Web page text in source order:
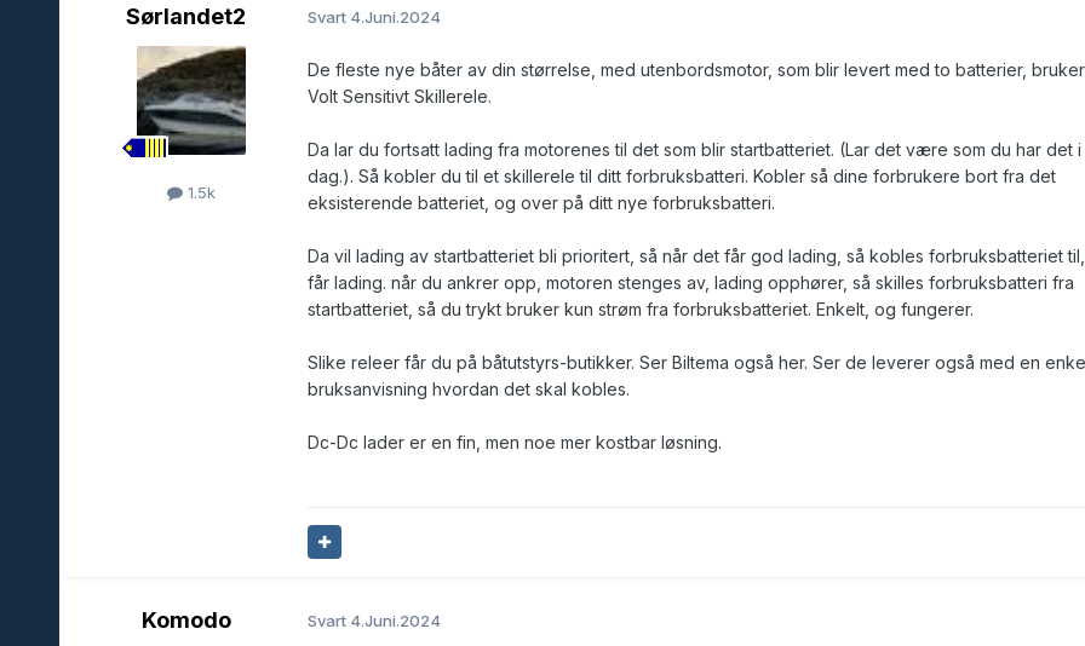
Sørlandet2
1.5k
Svart 4.Juni.2024
De fleste nye båter av din størrelse, med utenbordsmotor, som blir levert med to batterier,
Volt Sensitivt Skillerele.
Da lar du fortsatt lading fra motorenes til det som blir startbatteriet. (Lar det være som du har det i
dag.). Så kobler du til et skillerele til ditt forbruksbatteri. Kobler så dine forbrukere bort fra det
eksisterende batteriet, og over på ditt nye forbruksbatteri.
Da vil lading av startbatteriet bli prioritert, så når det får god lading, så kobles forbruksbatteriet
får lading. når du ankrer opp, motoren stenges av, lading opphører, så skilles forbruksbatteri fra
startbatteriet, så du trykt bruker kun strøm fra forbruksbatteriet. Enkelt, og fungerer.
Slike releer får du på båtutstyrs-butikker. Ser Biltema også her. Ser de leverer også med en
bruksanvisning hvordan det skal kobles.
Dc-Dc lader er en fin, men noe mer kostbar løsning.
Komodo Svart 4.Juni.2024